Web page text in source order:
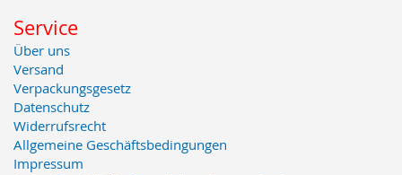
Service
Über uns
Versand
Verpackungsgesetz
Datenschutz
Widerrufsrecht
Allgemeine Geschäftsbedingungen
Impressum